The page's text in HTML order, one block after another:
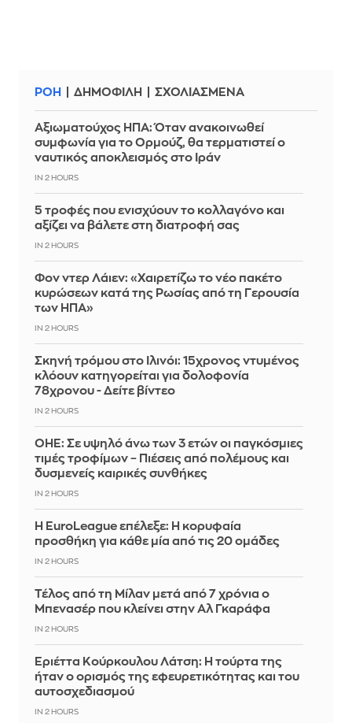
ΡΟΗ ΔΗΜΟΦΙΛΗ ΣΧΟΛΙΑΣΜΕΝΑ
Αξιωματούχος ΗΠΑ: Όταν ανακοινωθεί
συμφωνία για το Ορμούζ, θα τερματιστεί ο
ναυτικός αποκλεισμός στο Ιράν
IN 2 HOURS
5 τροφές που ενισχύουν το κολλαγόνο και
αξίζει να βάλετε στη διατροφή σας
IN 2 HOURS
Φον ντερ Λάιεν: «Χαιρετίζω το νέο πακέτο
κυρώσεων κατά της Ρωσίας από τη Γερουσία
των ΗΠΑ»
IN 2 HOURS
Σκηνή τρόμου στο Ιλινόι: 15χρονος ντυμένος
κλόουν κατηγορείται για δολοφονία
78χρονου - Δείτε βίντεο
IN 2 HOURS
ΟΗΕ: Σε υψηλό άνω των 3 ετών οι παγκόσμιες
τιμές τροφίμων – Πιέσεις από πολέμους και
δυσμενείς καιρικές συνθήκες
IN 2 HOURS
Η EuroLeague επέλεξε: Η κορυφαία
προσθήκη για κάθε μία από τις 20 ομάδες
IN 2 HOURS
Τέλος από τη Μίλαν μετά από 7 χρόνια ο
Μπενασέρ που κλείνει στην Αλ Γκαράφα
IN 2 HOURS
Εριέττα Κούρκουλου Λάτση: Η τούρτα της
ήταν ο ορισμός της εφευρετικότητας και του
αυτοσχεδιασμού
IN 2 HOURS